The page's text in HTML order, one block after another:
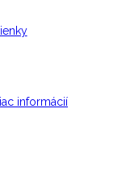
informácií